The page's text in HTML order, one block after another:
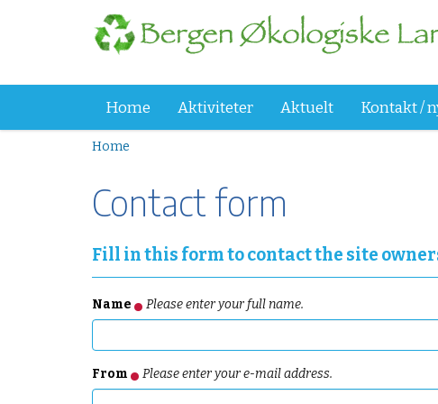
Home Aktiviteter Aktuelt Kontakt /
Y
a
h
e
r
e
Home
Contact form
Fill in this form to contact the site
Name Please enter your full name.
From Please enter your e-mail address.